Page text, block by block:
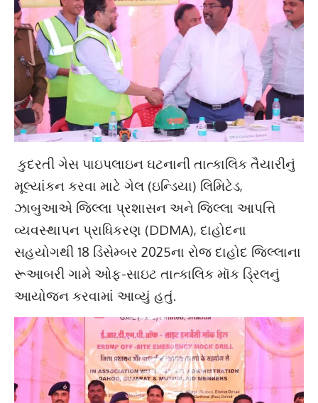
કુદરતી ગેસ પાઇપલાઇન ઘટનાની તાત્કાલિક તૈયારીનું
મૂલ્યાંકન કરવા માટે ગેલ (ઇન્ડિયા) લિમિટેડ,
ઝાબુઆએ જિલ્લા પ્રશાસન અને જિલ્લા આપત્તિ
વ્યવસ્થાપન પ્રાધિકરણ (DDMA), દાહોદના
સહયોગથી 18 ડિસેમ્બર 2025ના રોજ દાહોદ જિલ્લાના
રૂઆબરી ગામે ઓફ-સાઇટ તાત્કાલિક મૉક ડ્રિલનું
આયોજન કરવામાં આવ્યું હતું.